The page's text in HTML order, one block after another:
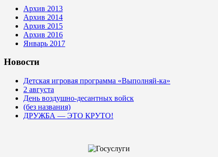
Архив 2013
Архив 2014
Архив 2015
Архив 2016
Январь 2017
Новости
Детская игровая программа «Выполняй-ка»
2 августа
День воздушно-десантных войск
(без названия)
ДРУЖБА — ЭТО КРУТО!